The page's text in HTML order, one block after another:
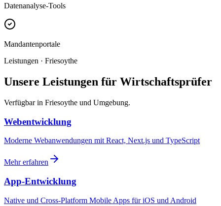
Datenanalyse-Tools
Mandantenportale
Leistungen · Friesoythe
Unsere Leistungen für Wirtschaftsprüfer
Verfügbar in Friesoythe und Umgebung.
Webentwicklung
Moderne Webanwendungen mit React, Next.js und TypeScript
Mehr erfahren
App-Entwicklung
Native und Cross-Platform Mobile Apps für iOS und Android